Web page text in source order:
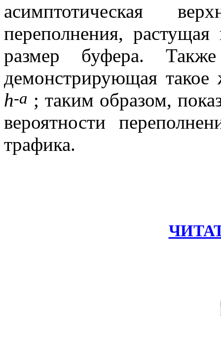
асимптотическая
переполнения,
размер буфера.
демонстрирующая такое
h-a ; таким образом,
вероятности
трафика.